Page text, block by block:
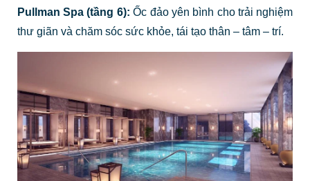
Pullman Spa (tầng 6): Ốc đảo yên bình cho trải nghiệm
thư giãn và chăm sóc sức khỏe, tái tạo thân – tâm – trí.